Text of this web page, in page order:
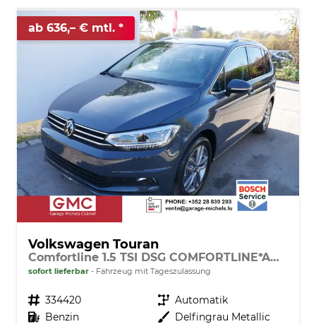
ab 636,– € mtl.
Volkswagen Touran
Comfortline 1.5 TSI DSG COMFORTLINE*AHK*NAVI*ACC*PDC*LED*SHZ*KAMERA*7-SITZER*17-ZOLL
sofort lieferbar Fahrzeug mit Tageszulassung
Fahrzeugnr. 334420 Getriebe Automatik
Kraftstoff Benzin Außenfarbe Delfingrau Metallic